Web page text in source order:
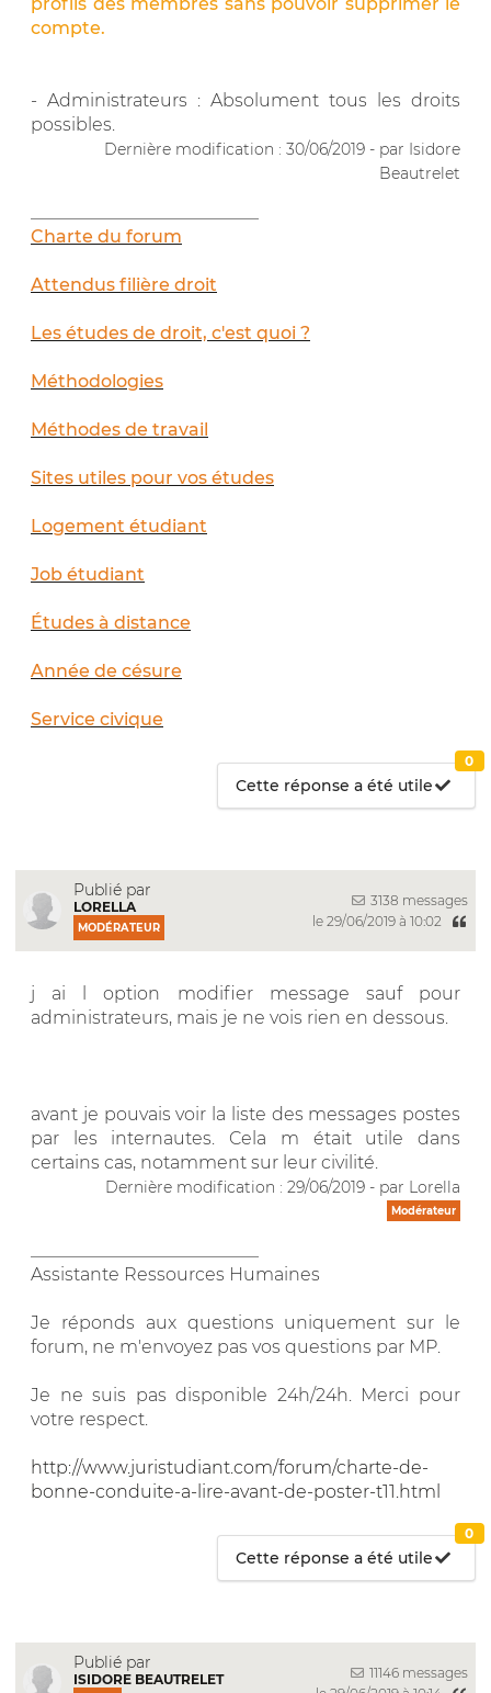
compte.
- Administrateurs : Absolument tous les droits
possibles.
Dernière modification : 30/06/2019 - par Isidore
Beautrelet
Charte du forum
Attendus filière droit
Les études de droit, c'est quoi ?
Méthodologies
Méthodes de travail
Sites utiles pour vos études
Logement étudiant
Job étudiant
Études à distance
Année de césure
Service civique
Cette réponse a été utile
0
Publié par
LORELLA
MODÉRATEUR
3138 messages
le 29/06/2019 à 10:02
j ai l option modifier message sauf pour
administrateurs, mais je ne vois rien en dessous.
avant je pouvais voir la liste des messages postes
par les internautes. Cela m était utile dans
certains cas, notamment sur leur civilité.
Dernière modification : 29/06/2019 - par Lorella
Modérateur
Assistante Ressources Humaines
Je réponds aux questions uniquement sur le
forum, ne m'envoyez pas vos questions par MP.
Je ne suis pas disponible 24h/24h. Merci pour
votre respect.
http://www.juristudiant.com/forum/charte-de-
bonne-conduite-a-lire-avant-de-poster-t11.html
Cette réponse a été utile
0
Publié par
ISIDORE BEAUTRELET
11146 messages